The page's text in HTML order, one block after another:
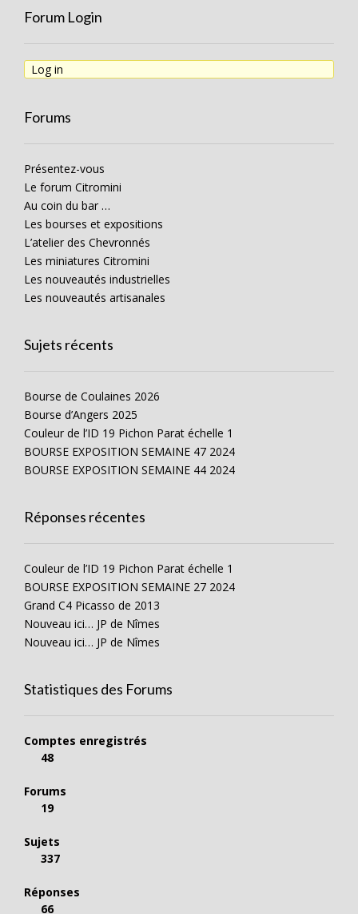
Forum Login
Log in
Forums
Présentez-vous
Le forum Citromini
Au coin du bar …
Les bourses et expositions
L’atelier des Chevronnés
Les miniatures Citromini
Les nouveautés industrielles
Les nouveautés artisanales
Sujets récents
Bourse de Coulaines 2026
Bourse d’Angers 2025
Couleur de l’ID 19 Pichon Parat échelle 1
BOURSE EXPOSITION SEMAINE 47 2024
BOURSE EXPOSITION SEMAINE 44 2024
Réponses récentes
Couleur de l’ID 19 Pichon Parat échelle 1
BOURSE EXPOSITION SEMAINE 27 2024
Grand C4 Picasso de 2013
Nouveau ici… JP de Nîmes
Nouveau ici… JP de Nîmes
Statistiques des Forums
Comptes enregistrés
48
Forums
19
Sujets
337
Réponses
66